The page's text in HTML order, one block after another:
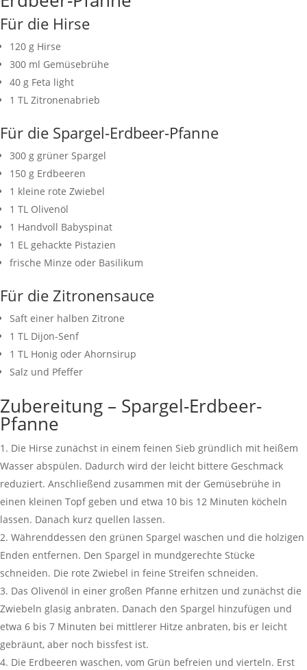
Für die Hirse
120 g Hirse
300 ml Gemüsebrühe
40 g Feta light
1 TL Zitronenabrieb
Für die Spargel-Erdbeer-Pfanne
300 g grüner Spargel
150 g Erdbeeren
1 kleine rote Zwiebel
1 TL Olivenöl
1 Handvoll Babyspinat
1 EL gehackte Pistazien
frische Minze oder Basilikum
Für die Zitronensauce
Saft einer halben Zitrone
1 TL Dijon-Senf
1 TL Honig oder Ahornsirup
Salz und Pfeffer
Zubereitung – Spargel-Erdbeer-
Pfanne
Die Hirse zunächst in einem feinen Sieb gründlich mit heißem
Wasser abspülen. Dadurch wird der leicht bittere Geschmack
reduziert. Anschließend zusammen mit der Gemüsebrühe in
einen kleinen Topf geben und etwa 10 bis 12 Minuten köcheln
lassen. Danach kurz quellen lassen.
Währenddessen den grünen Spargel waschen und die holzigen
Enden entfernen. Den Spargel in mundgerechte Stücke
schneiden. Die rote Zwiebel in feine Streifen schneiden.
Das Olivenöl in einer großen Pfanne erhitzen und zunächst die
Zwiebeln glasig anbraten. Danach den Spargel hinzufügen und
etwa 6 bis 7 Minuten bei mittlerer Hitze anbraten, bis er leicht
gebräunt, aber noch bissfest ist.
Die Erdbeeren waschen, vom Grün befreien und vierteln. Erst